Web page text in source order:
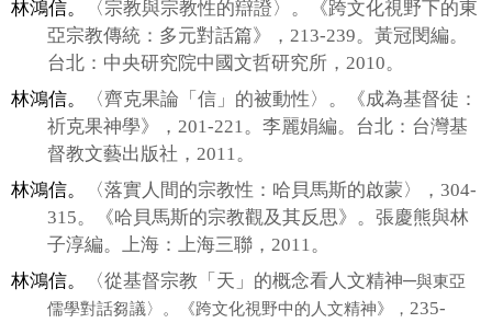
林鴻信。
〈宗教與宗教性的辯證〉。《跨文化視野下的東
亞宗教傳統：多元對話篇》， 213-239。黃冠閔編。
台北：中央研究院中國文哲研究所， 2010。
林鴻信。
〈齊克果論「信」的被動性〉。《成為基督徒：
祈克果神學》， 201-221 。李麗娟編。台北：台灣基
督教文藝出版社， 2011 。
林鴻信。
〈落實人間的宗教性：哈貝馬斯的啟蒙〉， 304-
315。《哈貝馬斯的宗教觀及其反思》。張慶熊與林
子淳編。上海：上海三聯， 2011 。
林鴻信。
〈從基督宗教「天」的概念看人文精神─與東亞
儒學對話芻議〉。《跨文化視野中的人文精神》， 235-